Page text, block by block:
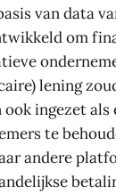
van data
om
lening
ingezet als
te
andere